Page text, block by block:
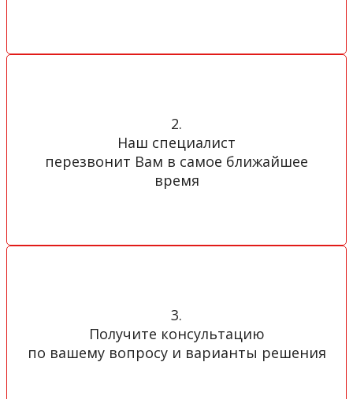
2.
Наш специалист
перезвонит Вам в самое ближайшее
время
3.
Получите консультацию
по вашему вопросу и варианты решения